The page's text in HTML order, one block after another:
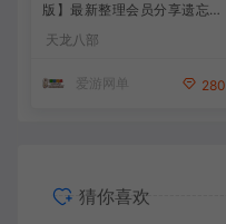
版】最新整理会员分享遗忘之
地微改仿官复古版 无字谱 便
捷传送 快捷内辅 配套GM工
频安装教学
天龙八部
爱游网单 280
猜你喜欢